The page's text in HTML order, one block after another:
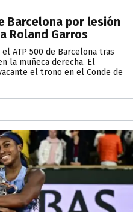
Barcelona por lesión
Roland Garros
ATP 500 de Barcelona tras
la muñeca derecha. El
el trono en el Conde de